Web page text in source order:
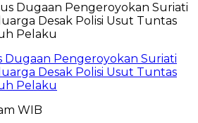
Dugaan Pengeroyokan Suriati
Desak Polisi Usut Tuntas
Pelaku
WIB